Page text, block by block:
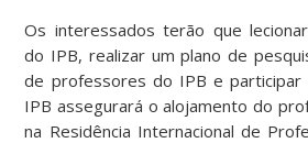
Os interessados terão que
do IPB, realizar um plano de
de professores do IPB e
IPB assegurará o alojamento do
na Residência Internacional de